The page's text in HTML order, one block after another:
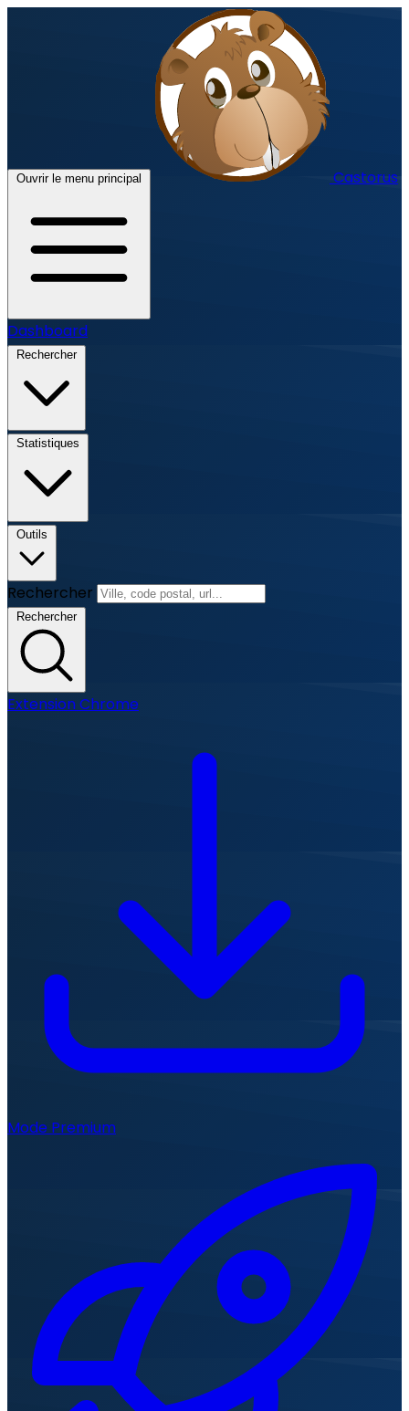
Ouvrir le menu principal Castorus
Dashboard
Rechercher
Statistiques
Outils
Rechercher
Rechercher
Extension Chrome
Mode Premium